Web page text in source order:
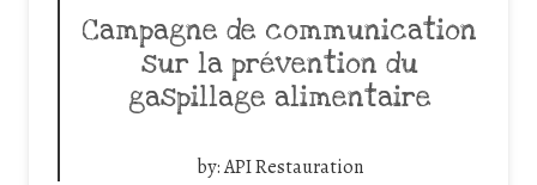
Campagne de communication
sur la prévention du
gaspillage alimentaire
by:API Restauration